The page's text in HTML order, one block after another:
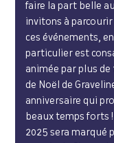
faire la part belle
invitons à
ces événements,
particulier est
animée par plus de
de Noël de
anniversaire qui
beaux temps forts
2025 sera marqué